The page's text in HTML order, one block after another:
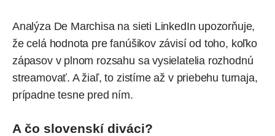
Analýza De Marchisa na sieti LinkedIn upozorňuje,
že celá hodnota pre fanúšikov závisí od toho, koľko
zápasov v plnom rozsahu sa vysielatelia rozhodnú
streamovať. A žiaľ, to zistíme až v priebehu turnaja,
prípadne tesne pred ním.
A čo slovenskí diváci?